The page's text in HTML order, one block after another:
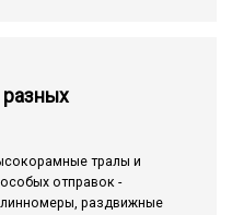
разных
тралы и
отправок -
раздвижные